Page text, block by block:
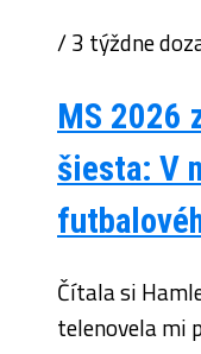
/ 3 týždne
MS 2026
šiesta: V
Čítala si
telenovela mi